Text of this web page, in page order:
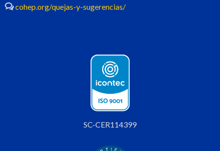
cohep.org/quejas-y-sugerencias/
SC-CER114399